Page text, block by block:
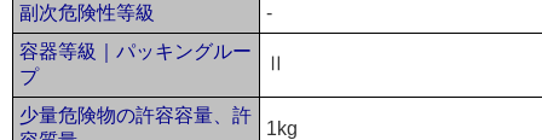
副次危険性等級
-
容器等級｜パッキングルー
プ
Ⅱ
少量危険物の許容容量、許
1kg